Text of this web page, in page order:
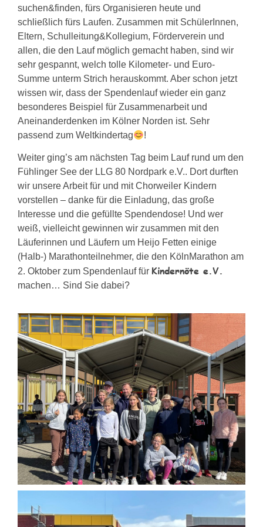
suchen&finden, fürs Organisieren heute und
schließlich fürs Laufen. Zusammen mit SchülerInnen,
Eltern, Schulleitung&Kollegium, Förderverein und
allen, die den Lauf möglich gemacht haben, sind wir
sehr gespannt, welch tolle Kilometer- und Euro-
Summe unterm Strich herauskommt. Aber schon jetzt
wissen wir, dass der Spendenlauf wieder ein ganz
besonderes Beispiel für Zusammenarbeit und
Aneinanderdenken im Kölner Norden ist. Sehr
passend zum Weltkindertag
!
Weiter ging’s am nächsten Tag beim Lauf rund um den
Fühlinger See der LLG 80 Nordpark e.V.. Dort durften
wir unsere Arbeit für und mit Chorweiler Kindern
vorstellen – danke für die Einladung, das große
Interesse und die gefüllte Spendendose! Und wer
weiß, vielleicht gewinnen wir zusammen mit den
Läuferinnen und Läufern um Heijo Fetten einige
(Halb-) Marathonteilnehmer, die den KölnMarathon am
2. Oktober zum Spendenlauf für Kindernöte e.V.
machen… Sind Sie dabei?